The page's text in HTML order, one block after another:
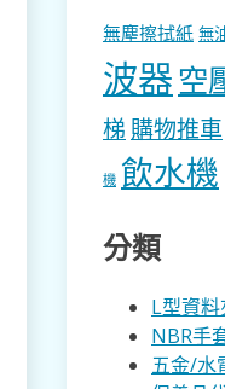
無塵擦拭紙 無
波器 空
梯 購物推車
機 飲水機
分類
L型資料
NBR手
五金/水